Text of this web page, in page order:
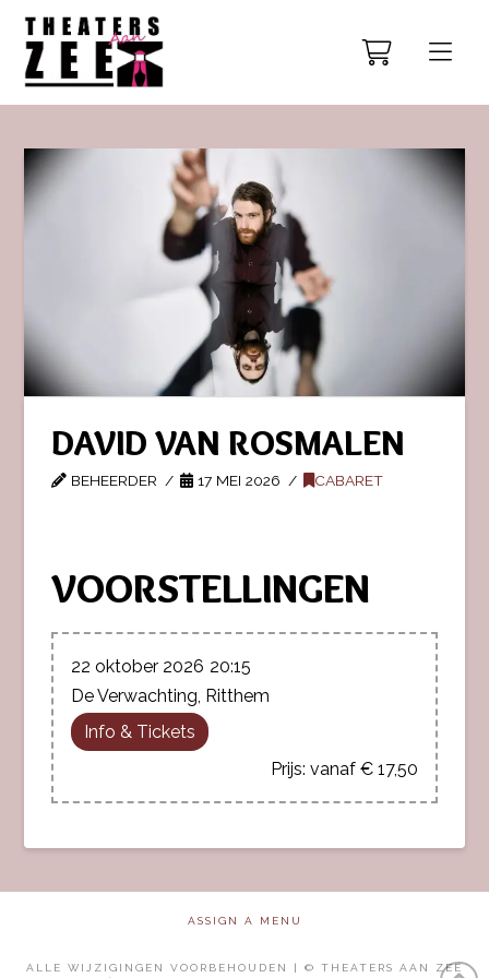
DAVID VAN ROSMALEN
BEHEERDER 17 MEI 2026 CABARET
VOORSTELLINGEN
22 oktober 2026 20:15
De Verwachting, Ritthem
Info & Tickets
vanaf € 17,50
ASSIGN A MENU
ALLE WIJZIGINGEN VOORBEHOUDEN | © THEATERS AAN ZEE